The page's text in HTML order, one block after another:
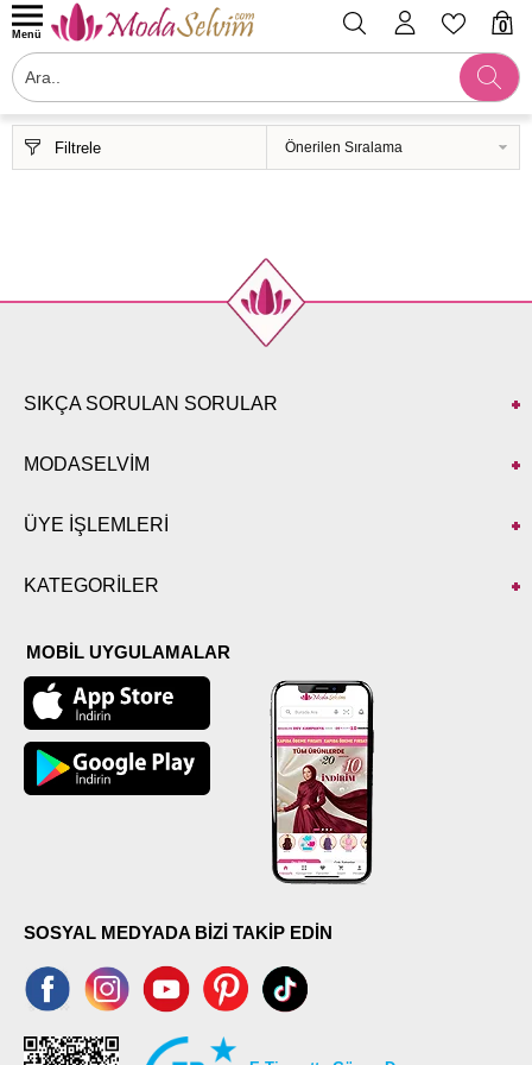
0
Menü
Filtrele
SIKÇA SORULAN SORULAR
MODASELVİM
ÜYE İŞLEMLERİ
KATEGORİLER
MOBİL UYGULAMALAR
SOSYAL MEDYADA BİZİ TAKİP EDİN